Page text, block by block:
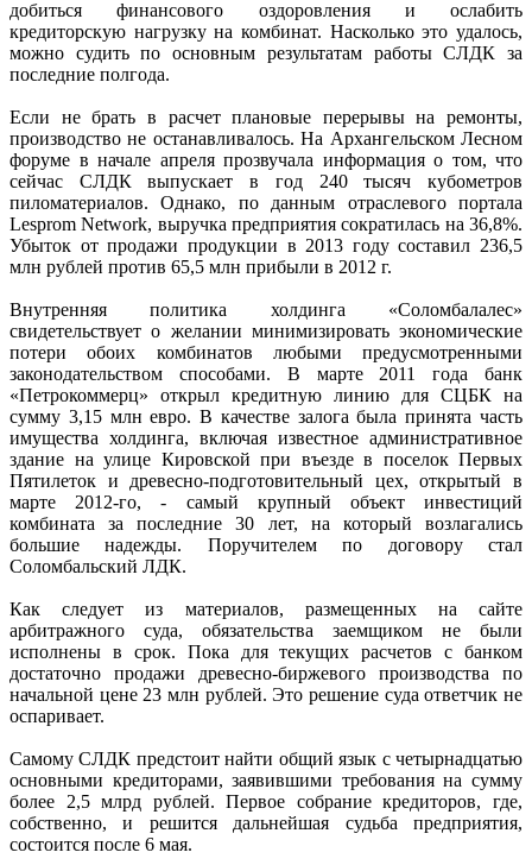
добиться финансового оздоровления и ослабить
кредиторскую нагрузку на комбинат. Насколько это удалось,
можно судить по основным результатам работы СЛДК за
последние полгода.
Если не брать в расчет плановые перерывы на ремонты,
производство не останавливалось. На Архангельском Лесном
форуме в начале апреля прозвучала информация о том, что
сейчас СЛДК выпускает в год 240 тысяч кубометров
пиломатериалов. Однако, по данным отраслевого портала
Lesprom Network, выручка предприятия сократилась на 36,8%.
Убыток от продажи продукции в 2013 году составил 236,5
млн рублей против 65,5 млн прибыли в 2012 г.
Внутренняя политика холдинга «Соломбалалес»
свидетельствует о желании минимизировать экономические
потери обоих комбинатов любыми предусмотренными
законодательством способами. В марте 2011 года банк
«Петрокоммерц» открыл кредитную линию для СЦБК на
сумму 3,15 млн евро. В качестве залога была принята часть
имущества холдинга, включая известное административное
здание на улице Кировской при въезде в поселок Первых
Пятилеток и древесно-подготовительный цех, открытый в
марте 2012-го, - самый крупный объект инвестиций
комбината за последние 30 лет, на который возлагались
большие надежды. Поручителем по договору стал
Соломбальский ЛДК.
Как следует из материалов, размещенных на сайте
арбитражного суда, обязательства заемщиком не были
исполнены в срок. Пока для текущих расчетов с банком
достаточно продажи древесно-биржевого производства по
начальной цене 23 млн рублей. Это решение суда ответчик не
оспаривает.
Самому СЛДК предстоит найти общий язык с четырнадцатью
основными кредиторами, заявившими требования на сумму
более 2,5 млрд рублей. Первое собрание кредиторов, где,
собственно, и решится дальнейшая судьба предприятия,
состоится после 6 мая.